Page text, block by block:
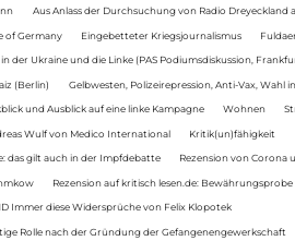
Aus Anlass der Durchsuchung von Radio Dreyeckland
of Germany Eingebetteter Kriegsjournalismus
in der Ukraine und die Linke (PAS Podiumsdiskussion,
(Berlin) Gelbwesten, Polizeirepression, Anti-Vax, Wahl
und Ausblick auf eine linke Kampagne Wohnen
Wulf von Medico International Kritik(un)fähigkeit
das gilt auch in der Impfdebatte Rezension von Corona
Rezension auf kritisch lesen.de:
Immer diese Widersprüche von Felix Klopotek
Rolle nach der Gründung der Gefangenengewerkschaft